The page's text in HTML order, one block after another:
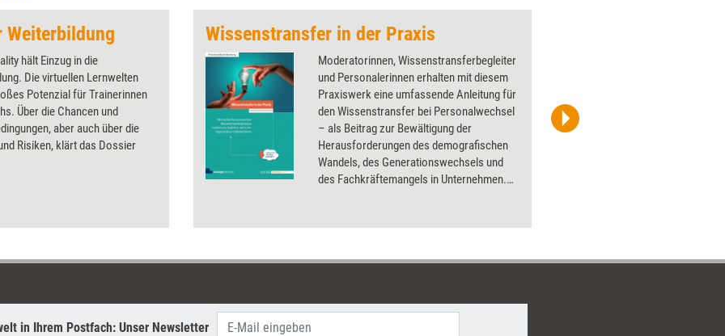
hält Einzug in die
Die virtuellen Lernwelten
Potenzial für Trainerinnen
Über die Chancen und
aber auch über die
Risiken, klärt das Dossier
Wissenstransfer in der Praxis
Moderatorinnen, Wissenstransferbegleiter
und Personalerinnen erhalten mit diesem
Praxiswerk eine umfassende Anleitung für
den Wissenstransfer bei Personalwechsel
– als Beitrag zur Bewältigung der
Herausforderungen des demografischen
Wandels, des Generationswechsels und
des Fachkräftemangels in Unternehmen.
Das Werk ergänzt den Methodenkoffer der
Interventionen und konkrete
der Profis und Materialien zu allen
in Ihrem Postfach: Unser Newsletter